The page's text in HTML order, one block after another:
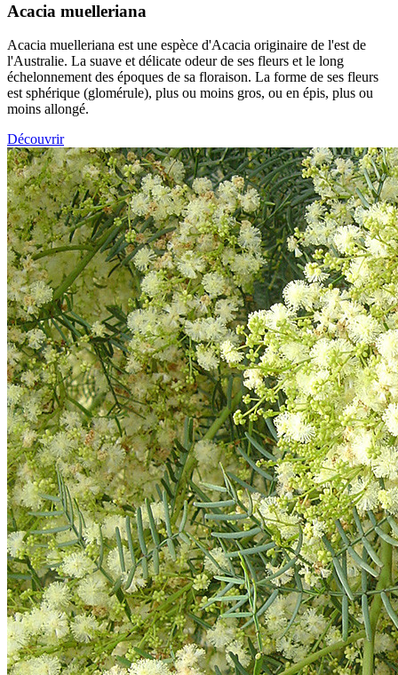
Acacia muelleriana
Acacia muelleriana est une espèce d'Acacia originaire de l'est de
l'Australie. La suave et délicate odeur de ses fleurs et le long
échelonnement des époques de sa floraison. La forme de ses fleurs
est sphérique (glomérule), plus ou moins gros, ou en épis, plus ou
moins allongé.
Découvrir